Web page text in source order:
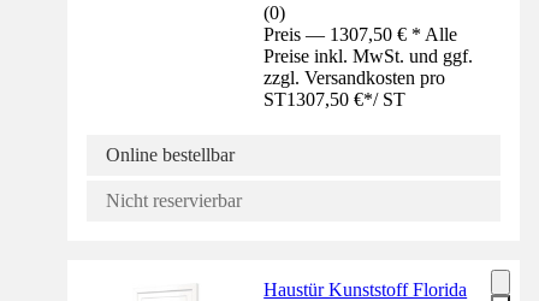
(0)
Preis — 1307,50 € * Alle
Preise inkl. MwSt. und ggf.
zzgl. Versandkosten pro
ST1307,50 €*/ ST
Online bestellbar
Nicht reservierbar
Haustür Kunststoff Florida